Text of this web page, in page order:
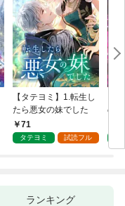
【タテヨミ】1.転生し
たら悪女の妹でした
71
タテヨミ 試読フル
の
ランキング